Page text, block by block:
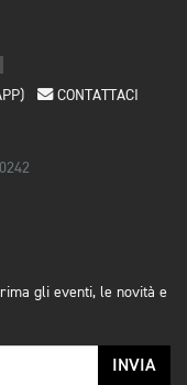
CONTATTACI
gli eventi, le novità e
INVIA